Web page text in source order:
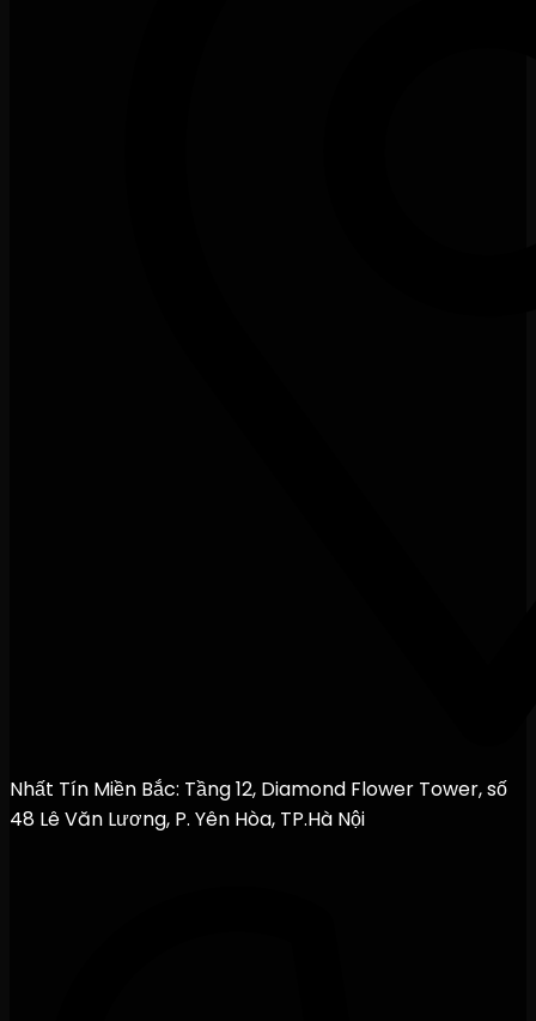
Nhất Tín Miền Bắc: Tầng 12, Diamond Flower Tower, số
48 Lê Văn Lương, P. Yên Hòa, TP.Hà Nội